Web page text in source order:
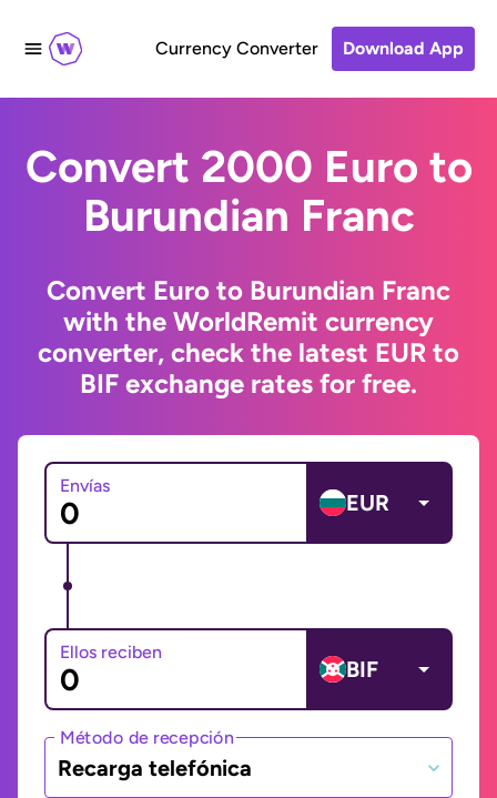
Currency Converter Download App
Convert 2000 Euro to
Burundian Franc
Convert Euro to Burundian Franc
with the WorldRemit currency
converter, check the latest EUR to
BIF exchange rates for free.
Envías
EUR
Ellos reciben
BIF
Método de recepción
Recarga telefónica